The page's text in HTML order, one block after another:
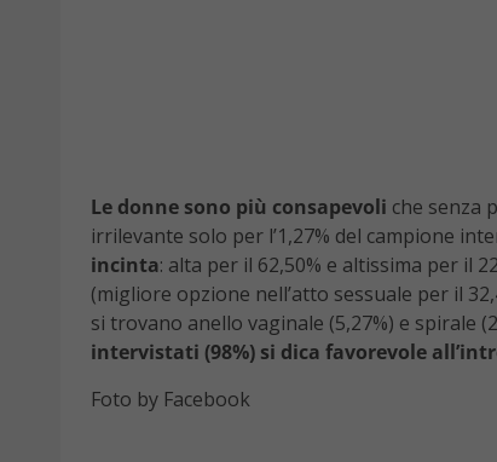
Le donne sono più consapevoli che senza
irrilevante solo per l’1,27% del campione
incinta: alta per il 62,50% e altissima per il
(migliore opzione nell’atto sessuale per il
si trovano anello vaginale (5,27%) e spirale
intervistati (98%) si dica favorevole
Foto by Facebook